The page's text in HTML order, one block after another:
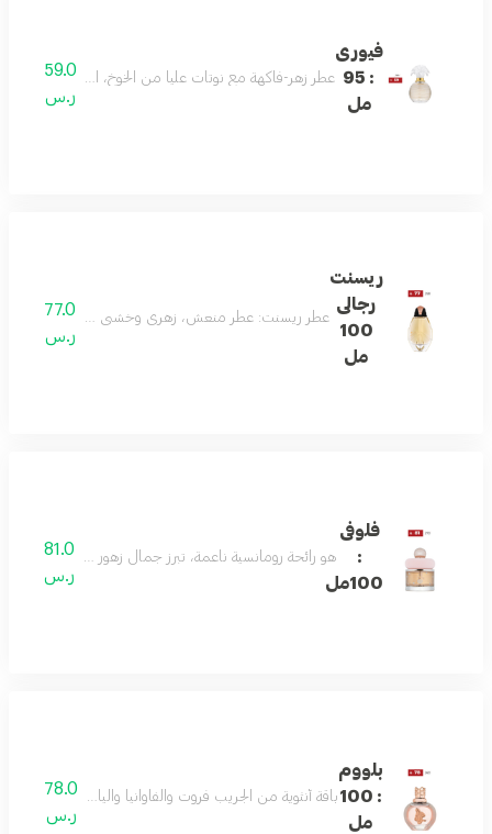
فيورى
: 95
مل
عطر زهر-فاكهة مع نوتات عليا من الخوخ، التوت الأسود،
59.0
ر.س
ريسنت
رجالى
100
مل
عطر ريسنت: عطر منعش، زهري وخشبي يحتوي على77.0
ر.س
فلوفى
:
100مل
هو رائحة رومانسية ناعمة، تبرز جمال زهور الوادي
81.0
ر.س
بلووم
: 100
مل
باقة أنثوية من الجريب فروت والفاوانيا والياسمين
78.0
ر.س